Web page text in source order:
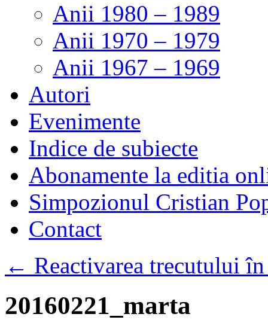
Anii 1980 – 1989
Anii 1970 – 1979
Anii 1967 – 1969
Autori
Evenimente
Indice de subiecte
Abonamente la editia
Simpozionul Cristian
Contact
← Reactivarea trecutului
20160221_marta